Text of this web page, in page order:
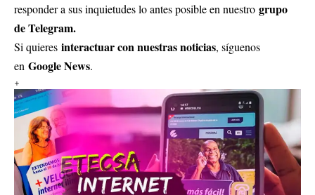
responder a sus inquietudes lo antes posible en nuestro grupo
de Telegram.
Si quieres interactuar con nuestras noticias, síguenos
en Google News.